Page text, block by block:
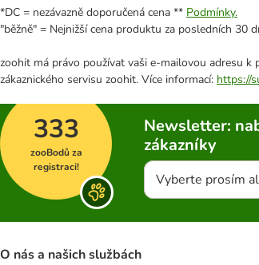
*DC = nezávazně doporučená cena ** Podmínky.
"běžně" = Nejnižší cena produktu za posledních 30
zoohit má právo používat vaši e-mailovou adresu k
zákaznického servisu zoohit. Více informací: https://
333
zooBodů za
registraci!
Newsletter:
zákazníky
Vyberte prosím
O nás a našich službách